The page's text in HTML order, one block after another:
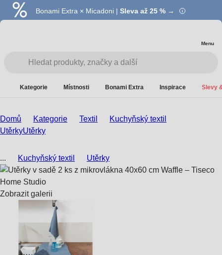
Bonami Extra × Micadoni | Sleva až 25 % →
Summer Sale | Ušetřete až 40 % →
Menu
Kategorie Místnosti Bonami Extra Inspirace Slevy
Domů Kategorie Textil
Kuchyňský textil
UtěrkyUtěrky
... Kuchyňský textil Utěrky
Zobrazit galerii